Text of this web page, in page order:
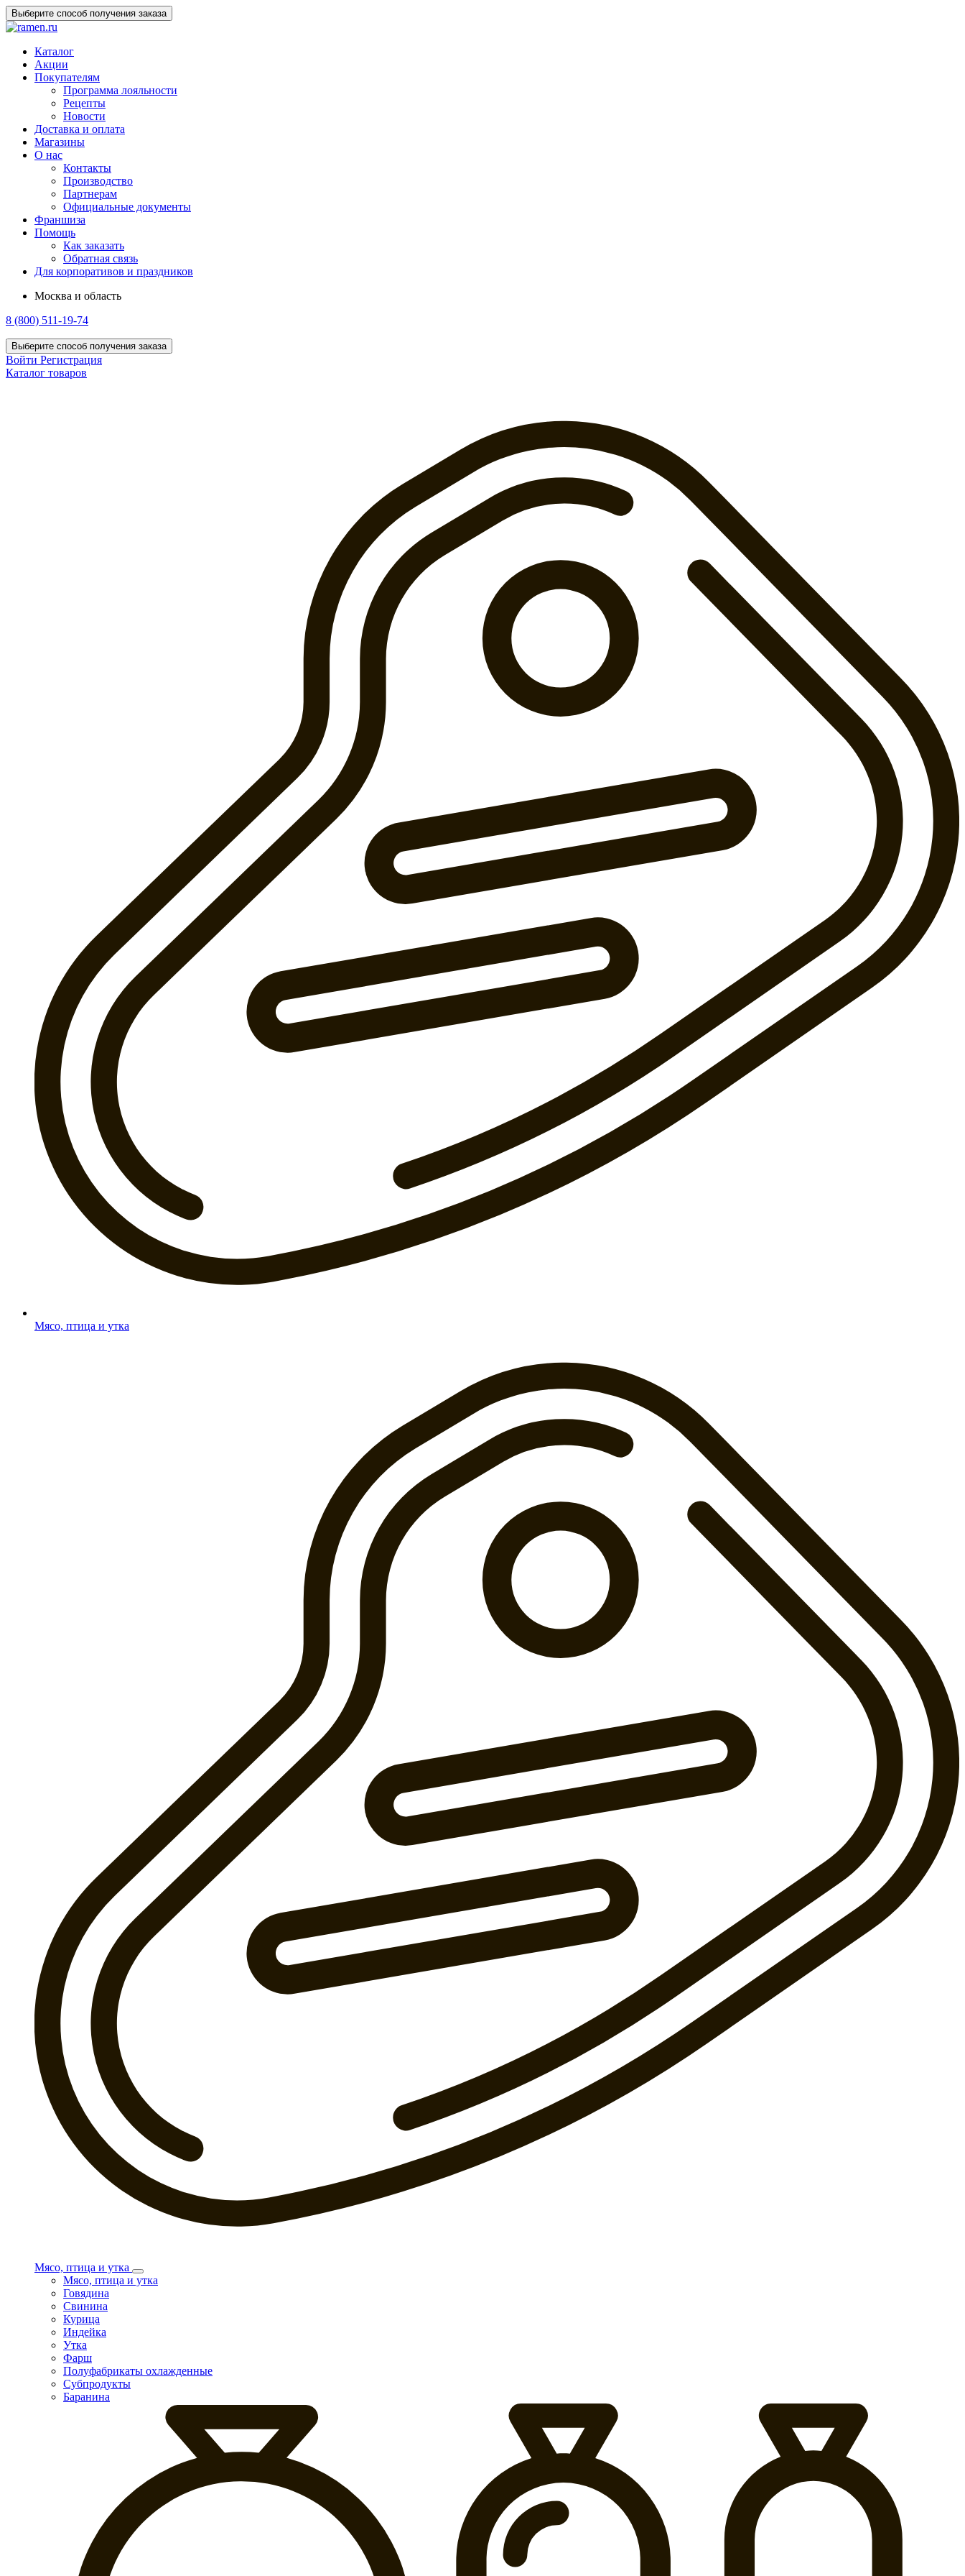
Выберите способ получения заказа
Каталог
Акции
Покупателям
Программа лояльности
Рецепты
Новости
Доставка и оплата
Магазины
О нас
Контакты
Производство
Партнерам
Официальные документы
Франшиза
Помощь
Как заказать
Обратная связь
Для корпоративов и праздников
Москва и область
8 (800) 511-19-74
Выберите способ получения заказа
Войти Регистрация
Каталог товаров
Мясо, птица и утка
Мясо, птица и утка
Мясо, птица и утка
Говядина
Свинина
Курица
Индейка
Утка
Фарш
Полуфабрикаты охлажденные
Субпродукты
Баранина